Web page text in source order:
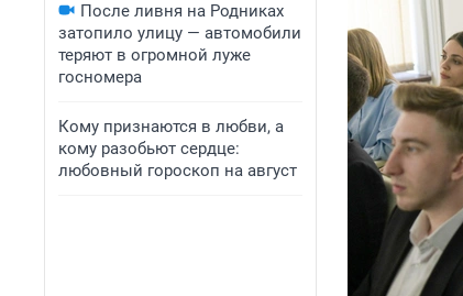
После ливня на Родниках
затопило улицу — автомобили
теряют в огромной луже
госномера
Кому признаются в любви, а
кому разобьют сердце:
любовный гороскоп на август